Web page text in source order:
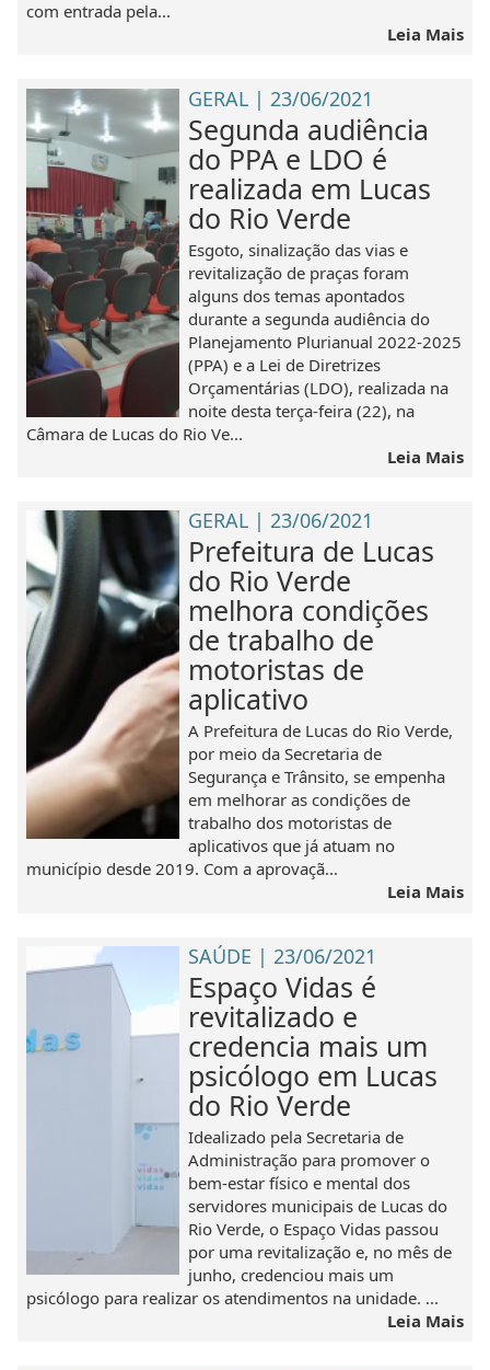
com entrada pela...
Leia Mais
GERAL | 23/06/2021
Segunda audiência
do PPA e LDO é
realizada em Lucas
do Rio Verde
Esgoto, sinalização das vias e
revitalização de praças foram
alguns dos temas apontados
durante a segunda audiência do
Planejamento Plurianual 2022-2025
(PPA) e a Lei de Diretrizes
Orçamentárias (LDO), realizada na
noite desta terça-feira (22), na
Câmara de Lucas do Rio Ve...
Leia Mais
GERAL | 23/06/2021
Prefeitura de Lucas
do Rio Verde
melhora condições
de trabalho de
motoristas de
aplicativo
A Prefeitura de Lucas do Rio Verde,
por meio da Secretaria de
Segurança e Trânsito, se empenha
em melhorar as condições de
trabalho dos motoristas de
aplicativos que já atuam no
município desde 2019. Com a aprovaçã...
Leia Mais
SAÚDE | 23/06/2021
Espaço Vidas é
revitalizado e
credencia mais um
psicólogo em Lucas
do Rio Verde
Idealizado pela Secretaria de
Administração para promover o
bem-estar físico e mental dos
servidores municipais de Lucas do
Rio Verde, o Espaço Vidas passou
por uma revitalização e, no mês de
junho, credenciou mais um
psicólogo para realizar os atendimentos na unidade. ...
Leia Mais